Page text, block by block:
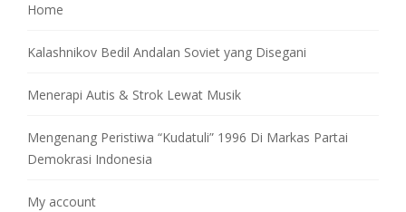
Home
Kalashnikov Bedil Andalan Soviet yang Disegani
Menerapi Autis & Strok Lewat Musik
Mengenang Peristiwa “Kudatuli” 1996 Di Markas Partai
Demokrasi Indonesia
My account